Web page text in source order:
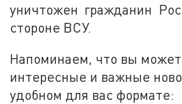
уничтожен гражданин
стороне ВСУ.
Напоминаем, что вы
интересные и важные
удобном для вас формате: